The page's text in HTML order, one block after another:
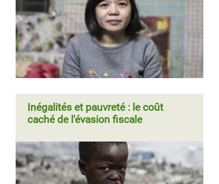
extrêmes en chiffres
précédentesuivante
Pagination Page 1 Page
suivante
Inégalités et pauvreté : le coût
caché de l'évasion fiscale